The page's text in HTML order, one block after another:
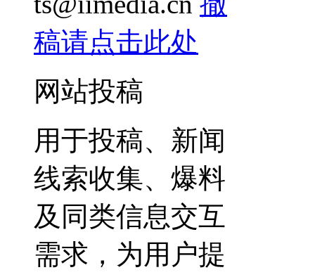
稿请点击此处
网站投稿
用于投稿、新闻
线索收集、爆料
及同类信息交互
需求，为用户提